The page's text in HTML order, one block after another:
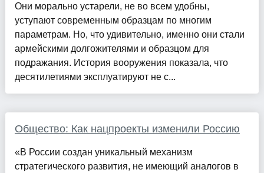
Они морально устарели, не во всем удобны,
уступают современным образцам по многим
параметрам. Но, что удивительно, именно они стали
армейскими долгожителями и образцом для
подражания. История вооружения показала, что
десятилетиями эксплуатируют не с...
Общество: Как нацпроекты изменили Россию
«В России создан уникальный механизм
стратегического развития, не имеющий аналогов в